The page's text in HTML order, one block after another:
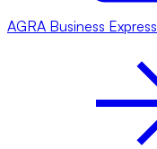
AGRA Business Express